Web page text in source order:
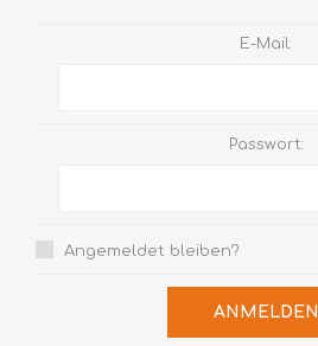
E-Mail:
Passwort:
Angemeldet bleiben?
ANMELDEN